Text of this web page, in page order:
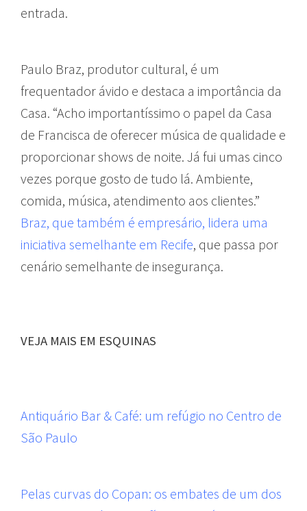
entrada.
Paulo Braz, produtor cultural, é um
frequentador ávido e destaca a importância da
Casa. “Acho importantíssimo o papel da Casa
de Francisca de oferecer música de qualidade e
proporcionar shows de noite. Já fui umas cinco
vezes porque gosto de tudo lá. Ambiente,
comida, música, atendimento aos clientes.”
Braz, que também é empresário, lidera uma
iniciativa semelhante em Recife, que passa por
cenário semelhante de insegurança.
VEJA MAIS EM ESQUINAS
Antiquário Bar & Café: um refúgio no Centro de
São Paulo
Pelas curvas do Copan: os embates de um dos